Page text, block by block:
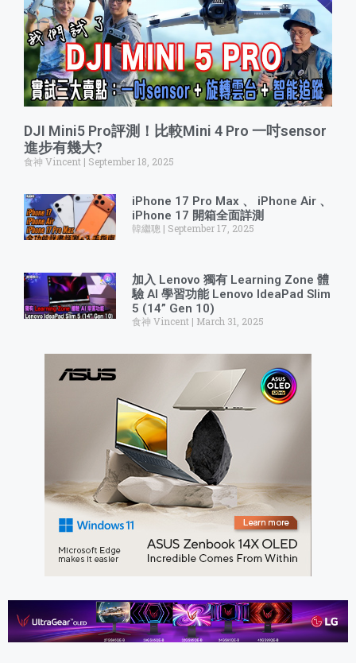
DJI Mini5 Pro評測！比較Mini 4 Pro 一吋sensor
進步有幾大?
食神 Vincent September 18, 2025
iPhone 17 Pro Max 、 iPhone Air 、
iPhone 17 開箱全面詳測
韓繼聰 September 17, 2025
加入 Lenovo 獨有 Learning Zone 體
驗 AI 學習功能 Lenovo IdeaPad Slim
5 (14” Gen 10)
食神 Vincent March 31, 2025